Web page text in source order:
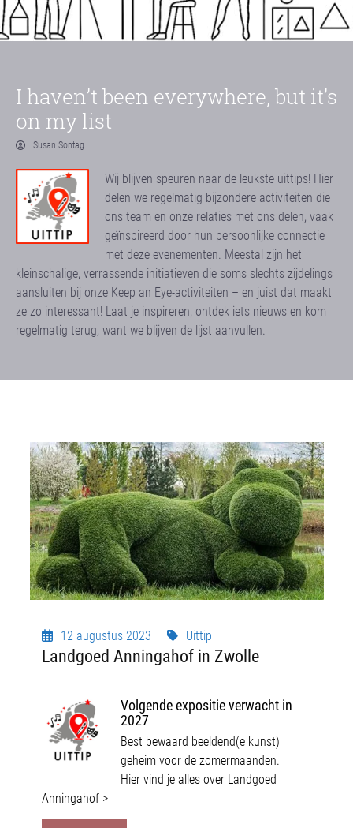
I haven’t been everywhere, but it’s
on my list
Susan Sontag
Wij blijven speuren naar de leukste uittips! Hier
delen we regelmatig bijzondere activiteiten die
ons team en onze relaties met ons delen, vaak
geïnspireerd door hun persoonlijke connectie
met deze evenementen. Meestal zijn het
kleinschalige, verrassende initiatieven die soms slechts zijdelings
aansluiten bij onze Keep an Eye-activiteiten – en juist dat maakt
ze zo interessant! Laat je inspireren, ontdek iets nieuws en kom
regelmatig terug, want we blijven de lijst aanvullen.
12 augustus 2023 Uittip
Landgoed Anningahof in Zwolle
Volgende expositie verwacht in
2027
Best bewaard beeldend(e kunst)
geheim voor de zomermaanden.
Hier vind je alles over Landgoed
Anningahof >